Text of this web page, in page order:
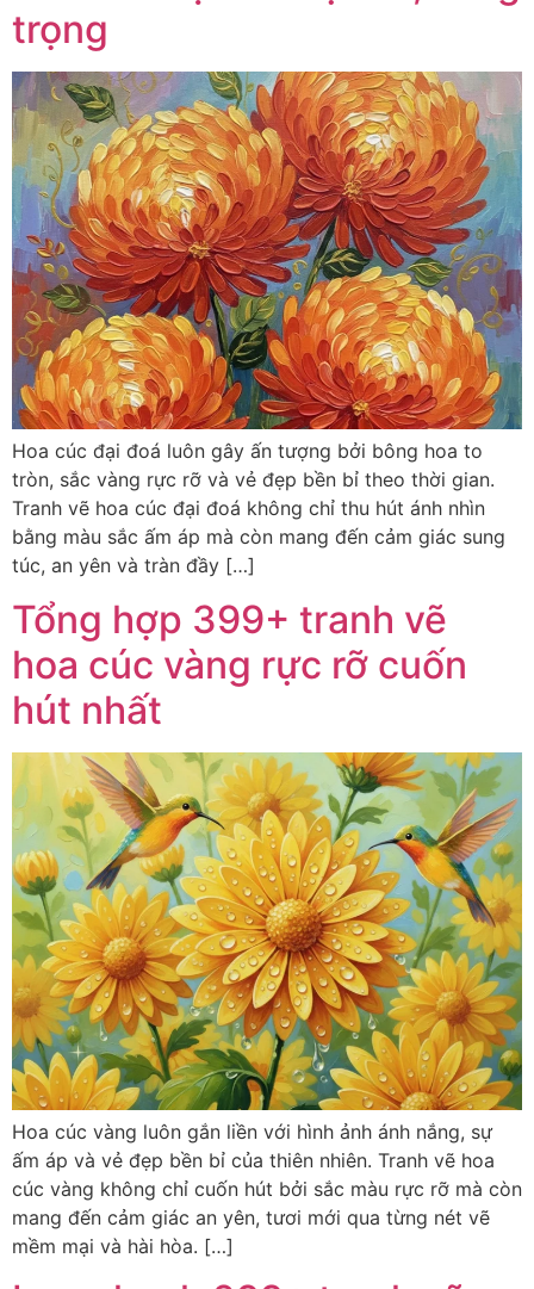
trọng
Hoa cúc đại đoá luôn gây ấn tượng bởi bông hoa to
tròn, sắc vàng rực rỡ và vẻ đẹp bền bỉ theo thời gian.
Tranh vẽ hoa cúc đại đoá không chỉ thu hút ánh nhìn
bằng màu sắc ấm áp mà còn mang đến cảm giác sung
túc, an yên và tràn đầy […]
Tổng hợp 399+ tranh vẽ
hoa cúc vàng rực rỡ cuốn
hút nhất
Hoa cúc vàng luôn gắn liền với hình ảnh ánh nắng, sự
ấm áp và vẻ đẹp bền bỉ của thiên nhiên. Tranh vẽ hoa
cúc vàng không chỉ cuốn hút bởi sắc màu rực rỡ mà còn
mang đến cảm giác an yên, tươi mới qua từng nét vẽ
mềm mại và hài hòa. […]